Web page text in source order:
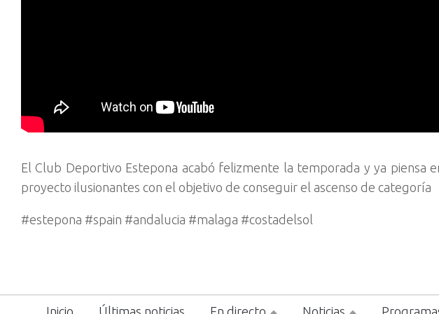
El Club Deportivo Estepona acabó felizmente la temporada y ya piensa
proyecto ilusionantes con el objetivo de conseguir el ascenso de categoría
#estepona #spain #andalucia #malaga #costadelsol